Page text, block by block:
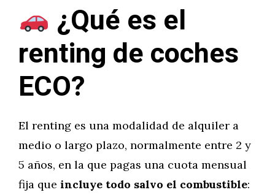
¿Qué es el
renting de coches
ECO?
El renting es una modalidad de alquiler a
medio o largo plazo, normalmente entre 2 y
5 años, en la que pagas una cuota mensual
fija que incluye todo salvo el combustible: